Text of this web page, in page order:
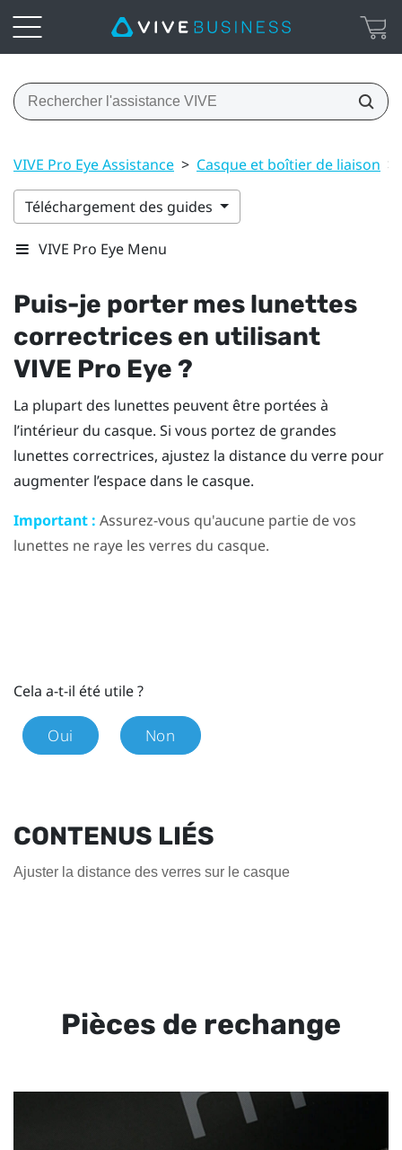
VIVE Pro Eye Assistance > Casque et boîtier de liaison >
Téléchargement des guides
VIVE Pro Eye Menu
Puis-je porter mes lunettes
correctrices en utilisant
VIVE Pro Eye ?
La plupart des lunettes peuvent être portées à
l’intérieur du casque. Si vous portez de grandes
lunettes correctrices, ajustez la distance du verre pour
augmenter l’espace dans le casque.
Important : Assurez-vous qu'aucune partie de vos
lunettes ne raye les verres du casque.
Cela a-t-il été utile ?
Oui Non
CONTENUS LIÉS
Ajuster la distance des verres sur le casque
Pièces de rechange